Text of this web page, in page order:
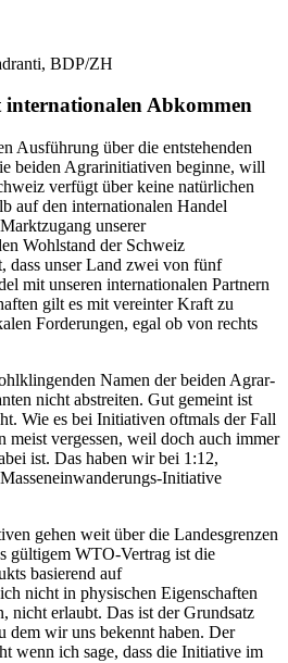
BDP/ZH
Abkommen
Ausführung über die entstehenden
beiden Agrarinitiativen beginne, will
verfügt über keine natürlichen
auf den internationalen Handel
unserer
Wohlstand der Schweiz
dass unser Land zwei von fünf
mit unseren internationalen Partnern
gilt es mit vereinter Kraft zu
Forderungen, egal ob von rechts
Namen der beiden Agrar-
nicht abstreiten. Gut gemeint ist
Wie es bei Initiativen oftmals der Fall
meist vergessen, weil doch auch immer
ist. Das haben wir bei 1:12,
Initiative
gehen weit über die Landesgrenzen
gültigem WTO-Vertrag ist die
basierend auf
nicht in physischen Eigenschaften
nicht erlaubt. Das ist der Grundsatz
dem wir uns bekennt haben. Der
wenn ich sage, dass die Initiative im